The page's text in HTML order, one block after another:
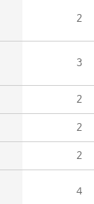
2
3
2
2
2
4